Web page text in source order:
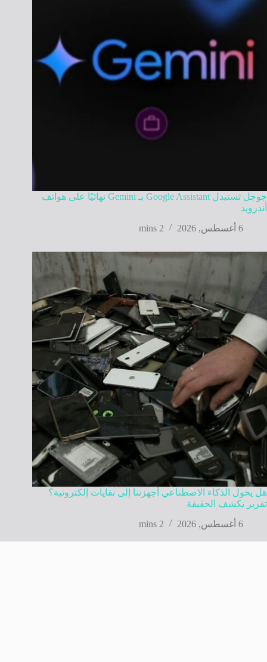
جوجل تستبدل Google Assistant بـ Gemini نهائيًا على هواتف
أندرويد
6 أغسطس, 2026
2 mins
هل يحول الذكاء الاصطناعي أجهزتنا إلى نفايات إلكترونية؟
تقرير يكشف الحقيقة
6 أغسطس, 2026
2 mins